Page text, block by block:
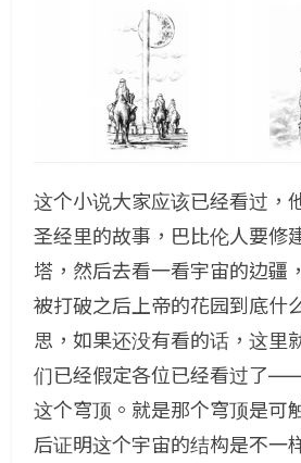
这个小说大家应该已经看过，
圣经里的故事，巴比伦人要修
塔，然后去看一看宇宙的边疆
被打破之后上帝的花园到底
思，如果还没有看的话，这里
们已经假定各位已经看过了
这个穹顶。就是那个穹顶是可
后证明这个宇宙的结构是不一